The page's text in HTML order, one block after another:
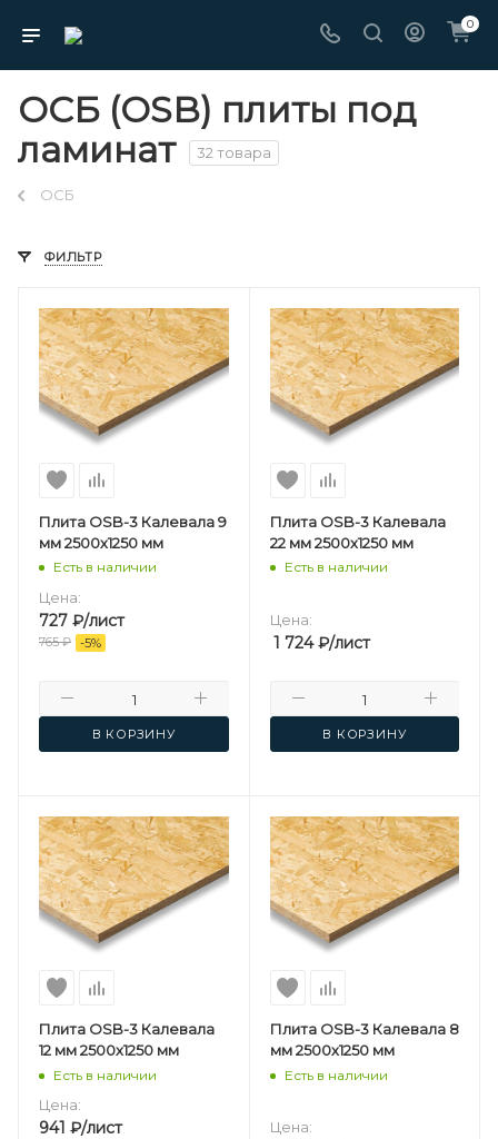
0
ОСБ (OSB) плиты под
ламинат
32 товара
ОСБ
ФИЛЬТР
Плита OSB-3 Калевала 9
мм 2500х1250 мм
Есть в наличии
Цена:
727 ₽/лист
765₽ -5%
В КОРЗИНУ
Плита OSB-3 Калевала
22 мм 2500х1250 мм
Есть в наличии
Цена:
1 724₽/лист
В КОРЗИНУ
Плита OSB-3 Калевала
12 мм 2500х1250 мм
Есть в наличии
Цена:
941 ₽/лист
Плита OSB-3 Калевала 8
мм 2500х1250 мм
Есть в наличии
Цена: